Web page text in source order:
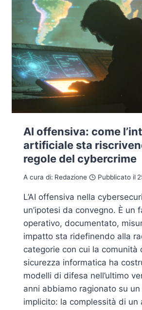
AI offensiva: come
artificiale sta
regole del cybercrime
A cura di: Redazione Pubblicato il
L’AI offensiva nella
un’ipotesi da convegno. È un
operativo, documentato,
impatto sta ridefinendo alla
categorie con cui la comunità
sicurezza informatica ha
modelli di difesa nell’ultimo
anni abbiamo ragionato su
implicito: la complessità di